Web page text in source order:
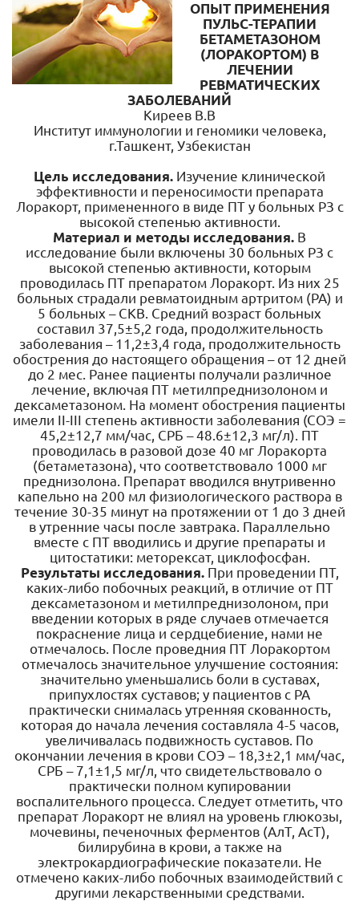
ОПЫТ ПРИМЕНЕНИЯ
ПУЛЬС-ТЕРАПИИ
БЕТАМЕТАЗОНОМ
(ЛОРАКОРТОМ) В
ЛЕЧЕНИИ
РЕВМАТИЧЕСКИХ
ЗАБОЛЕВАНИЙ
Киреев В.В
Институт иммунологии и геномики человека,
г.Ташкент, Узбекистан
Цель исследования. Изучение клинической
эффективности и переносимости препарата
Лоракорт, примененного в виде ПТ у больных РЗ с
высокой степенью активности.
Материал и методы исследования. В
исследование были включены 30 больных РЗ с
высокой степенью активности, которым
проводилась ПТ препаратом Лоракорт. Из них 25
больных страдали ревматоидным артритом (РА) и
5 больных – СКВ. Средний возраст больных
составил 37,5±5,2 года, продолжительность
заболевания – 11,2±3,4 года, продолжительность
обострения до настоящего обращения – от 12 дней
до 2 мес. Ранее пациенты получали различное
лечение, включая ПТ метилпреднизолоном и
дексаметазоном. На момент обострения пациенты
имели II-III степень активности заболевания (СОЭ =
45,2±12,7 мм/час, СРБ – 48.6±12,3 мг/л). ПТ
проводилась в разовой дозе 40 мг Лоракорта
(бетаметазона), что соответствовало 1000 мг
преднизолона. Препарат вводился внутривенно
капельно на 200 мл физиологического раствора в
течение 30-35 минут на протяжении от 1 до 3 дней
в утренние часы после завтрака. Параллельно
вместе с ПТ вводились и другие препараты и
цитостатики: меторексат, циклофосфан.
Результаты исследования.При проведении ПТ,
каких-либо побочных реакций, в отличие от ПТ
дексаметазоном и метилпреднизолоном, при
введении которых в ряде случаев отмечается
покраснение лица и сердцебиение, нами не
отмечалось. После проведния ПТ Лоракортом
отмечалось значительное улучшение состояния:
значительно уменьшались боли в суставах,
припухлостях суставов; у пациентов с РА
практически снималась утренняя скованность,
которая до начала лечения составляла 4-5 часов,
увеличивалась подвижность суставов. По
окончании лечения в крови СОЭ – 18,3±2,1 мм/час,
СРБ – 7,1±1,5 мг/л, что свидетельствовало о
практически полном купировании
воспалительного процесса. Следует отметить, что
препарат Лоракорт не влиял на уровень глюкозы,
мочевины, печеночных ферментов (АлТ, АсТ),
билирубина в крови, а также на
электрокардиографические показатели. Не
отмечено каких-либо побочных взаимодействий с
другими лекарственными средствами.